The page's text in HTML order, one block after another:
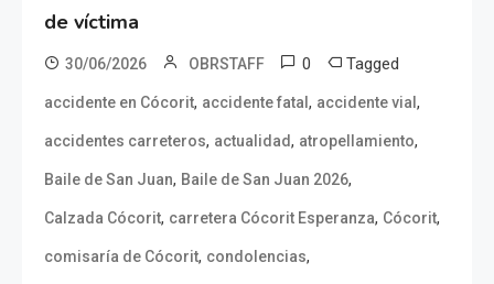
de víctima
30/06/2026 OBRSTAFF 0 Tagged
accidente en Cócorit, accidente fatal , accidente vial ,
accidentes carreteros, actualidad, atropellamiento,
Baile de San Juan, Baile de San Juan 2026,
Calzada Cócorit, carretera Cócorit Esperanza, Cócorit,
comisaría de Cócorit, condolencias,